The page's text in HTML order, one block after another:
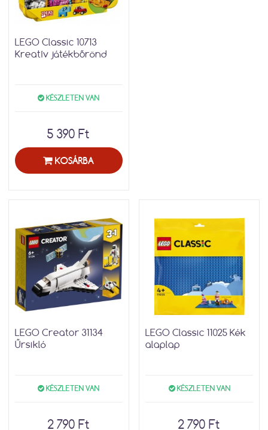
LEGO Classic 10713
Kreatív játékbőrönd
KÉSZLETEN VAN
5 390 Ft
KOSÁRBA
LEGO Creator 31134
Űrsikló
KÉSZLETEN VAN
2 790 Ft
LEGO Classic 11025 Kék
alaplap
KÉSZLETEN VAN
2 790 Ft